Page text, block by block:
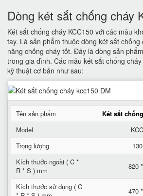
Dòng két sắt chống cháy
Két sắt chống cháy KCC150 với các mẫu
tay. Là sản phẩm thuộc dòng két sắt chống
năng chống cháy tốt. Đây là dòng sản
trong gia đình. Các mẫu két sắt chống
kỹ thuật cơ bản như sau:
Tên sản phẩm
Két sắt
Model
Trọng lượng
Kích thước ngoài ( C *
R * S ) mm
820
Kích thước sử dụng ( C
470